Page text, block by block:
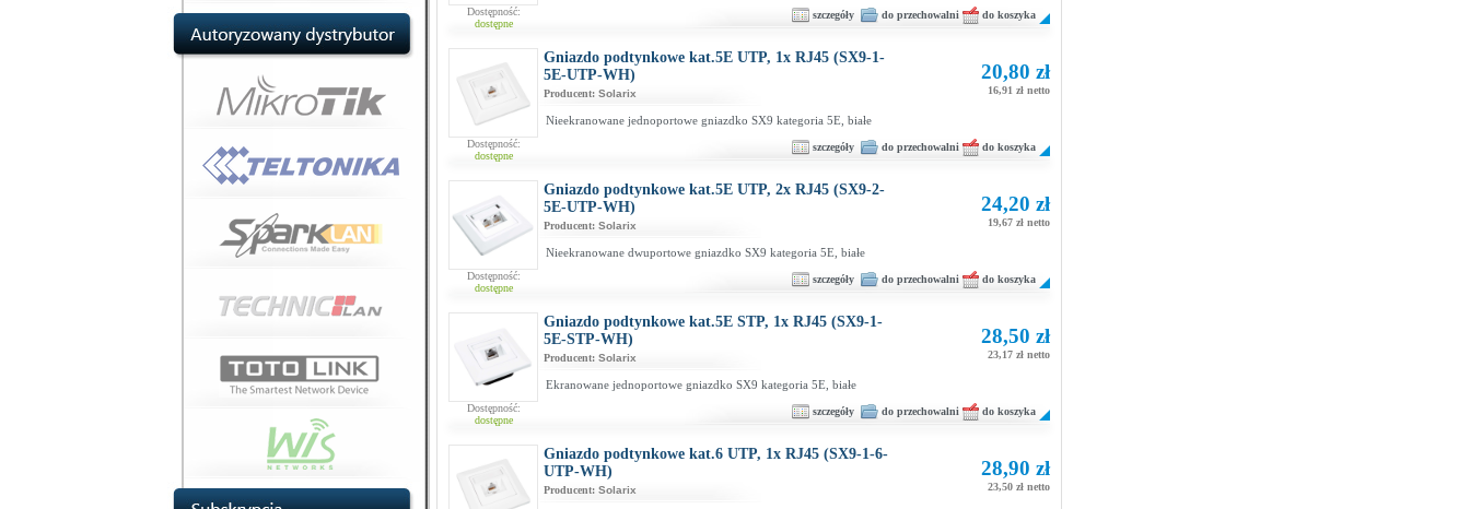
Dostępność:
dostępne
szczegóły do przechowalni do koszyka
Dostępność:
dostępne
Gniazdo podtynkowe kat.5E UTP, 1x RJ45 (SX9-1-
5E-UTP-WH)
Producent: Solarix
20,80 zł
16,91 zł netto
Nieekranowane jednoportowe gniazdko SX9 kategoria 5E, białe
szczegóły do przechowalni do koszyka
Dostępność:
dostępne
Gniazdo podtynkowe kat.5E UTP, 2x RJ45 (SX9-2-
5E-UTP-WH)
Producent: Solarix
24,20 zł
19,67 zł netto
Nieekranowane dwuportowe gniazdko SX9 kategoria 5E, białe
szczegóły do przechowalni do koszyka
Dostępność:
dostępne
Gniazdo podtynkowe kat.5E STP, 1x RJ45 (SX9-1-
5E-STP-WH)
Producent: Solarix
28,50 zł
23,17 zł netto
Ekranowane jednoportowe gniazdko SX9 kategoria 5E, białe
szczegóły do przechowalni do koszyka
Gniazdo podtynkowe kat.6 UTP, 1x RJ45 (SX9-1-6-
UTP-WH)
Producent: Solarix
28,90 zł
23,50 zł netto